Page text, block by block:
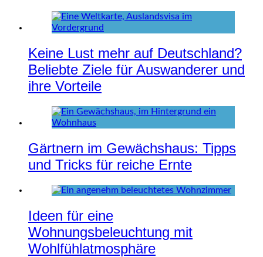
Keine Lust mehr auf Deutschland?
Beliebte Ziele für Auswanderer und
ihre Vorteile
Gärtnern im Gewächshaus: Tipps
und Tricks für reiche Ernte
Ideen für eine
Wohnungsbeleuchtung mit
Wohlfühlatmosphäre